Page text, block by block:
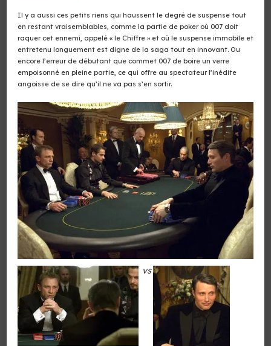
Il y a aussi ces petits riens qui haussent le degré de suspense tout
en restant vraisemblables, comme la partie de poker où 007 doit
raquer cet ennemi, appelé « le Chiffre » et où le suspense immobile et
entretenu longuement est digne de la saga tout en innovant. Ou
encore l’erreur de débutant que commet 007 de boire un verre
empoisonné en pleine partie, ce qui offre au spectateur l’inédite
angoisse de se dire qu’il ne va pas s’en sortir.
VS